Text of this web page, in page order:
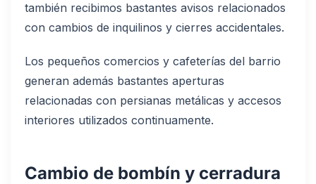
también recibimos bastantes avisos relacionados
con cambios de inquilinos y cierres accidentales.
Los pequeños comercios y cafeterías del barrio
generan además bastantes aperturas
relacionadas con persianas metálicas y accesos
interiores utilizados continuamente.
Cambio de bombín y cerradura